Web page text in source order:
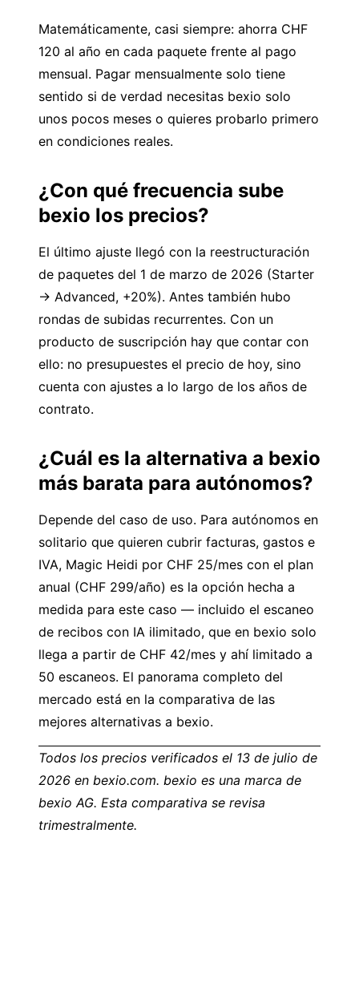
Matemáticamente, casi siempre: ahorra CHF
120 al año en cada paquete frente al pago
mensual. Pagar mensualmente solo tiene
sentido si de verdad necesitas bexio solo
unos pocos meses o quieres probarlo primero
en condiciones reales.
¿Con qué frecuencia sube
bexio los precios?
El último ajuste llegó con la reestructuración
de paquetes del 1 de marzo de 2026 (Starter
→ Advanced, +20%). Antes también hubo
rondas de subidas recurrentes. Con un
producto de suscripción hay que contar con
ello: no presupuestes el precio de hoy, sino
cuenta con ajustes a lo largo de los años de
contrato.
¿Cuál es la alternativa a bexio
más barata para autónomos?
Depende del caso de uso. Para autónomos en
solitario que quieren cubrir facturas, gastos e
IVA, Magic Heidi por CHF 25/mes con el plan
anual (CHF 299/año) es la opción hecha a
medida para este caso — incluido el escaneo
de recibos con IA ilimitado, que en bexio solo
llega a partir de CHF 42/mes y ahí limitado a
50 escaneos. El panorama completo del
mercado está en la comparativa de las
mejores alternativas a bexio.
Todos los precios verificados el 13 de julio de
2026 en bexio.com. bexio es una marca de
bexio AG. Esta comparativa se revisa
trimestralmente.